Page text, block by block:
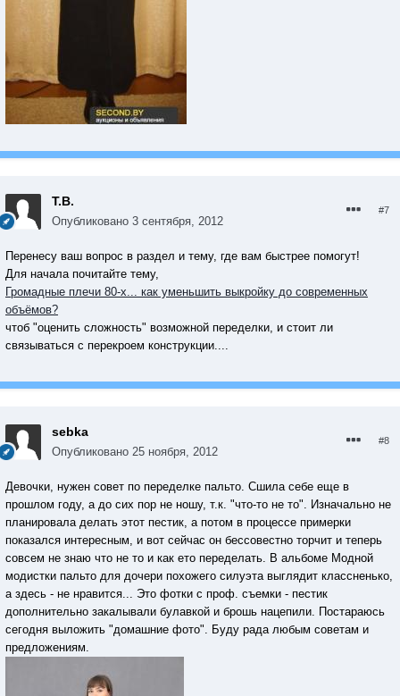
Т.В.
Опубликовано 3 сентября, 2012
#7
Перенесу ваш вопрос в раздел и тему, где вам быстрее помогут!
Для начала почитайте тему,
Громадные плечи 80-х... как уменьшить выкройку до современных
объёмов?
чтоб "оценить сложность" возможной переделки, и стоит ли
связываться с перекроем конструкции....
sebka
Опубликовано 25 ноября, 2012
#8
Девочки, нужен совет по переделке пальто. Сшила себе еще в
прошлом году, а до сих пор не ношу, т.к. "что-то не то". Изначально не
планировала делать этот пестик, а потом в процессе примерки
показался интересным, и вот сейчас он бессовестно торчит и теперь
совсем не знаю что не то и как ето переделать. В альбоме Модной
модистки пальто для дочери похожего силуэта выглядит классненько,
а здесь - не нравится... Это фотки с проф. съемки - пестик
дополнительно закалывали булавкой и брошь нацепили. Постараюсь
сегодня выложить "домашние фото". Буду рада любым советам и
предложениям.